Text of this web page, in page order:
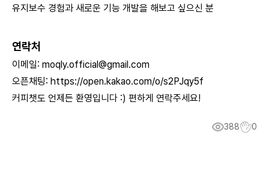
유지보수 경험과 새로운 기능 개발을 해보고 싶으신 분
연락처
이메일: moqly.official@gmail.com
오픈채팅: https://open.kakao.com/o/s2PJqy5f
커피챗도 언제든 환영입니다 :) 편하게 연락주세요!
388 0